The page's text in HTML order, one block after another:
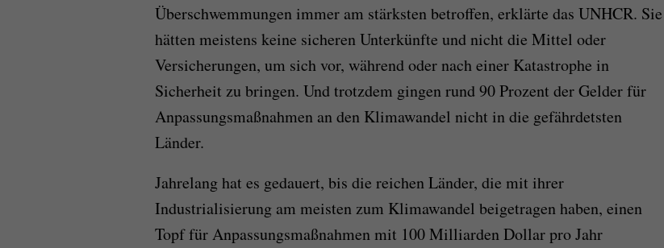
Überschwemmungen immer am stärksten betroffen, erklärte das UNHCR. Sie
hätten meistens keine sicheren Unterkünfte und nicht die Mittel oder
Versicherungen, um sich vor, während oder nach einer Katastrophe in
Sicherheit zu bringen. Und trotzdem gingen rund 90 Prozent der Gelder für
Anpassungsmaßnahmen an den Klimawandel nicht in die gefährdetsten
Länder.
Jahrelang hat es gedauert, bis die reichen Länder, die mit ihrer
Industrialisierung am meisten zum Klimawandel beigetragen haben, einen
Topf für Anpassungsmaßnahmen mit 100 Milliarden Dollar pro Jahr